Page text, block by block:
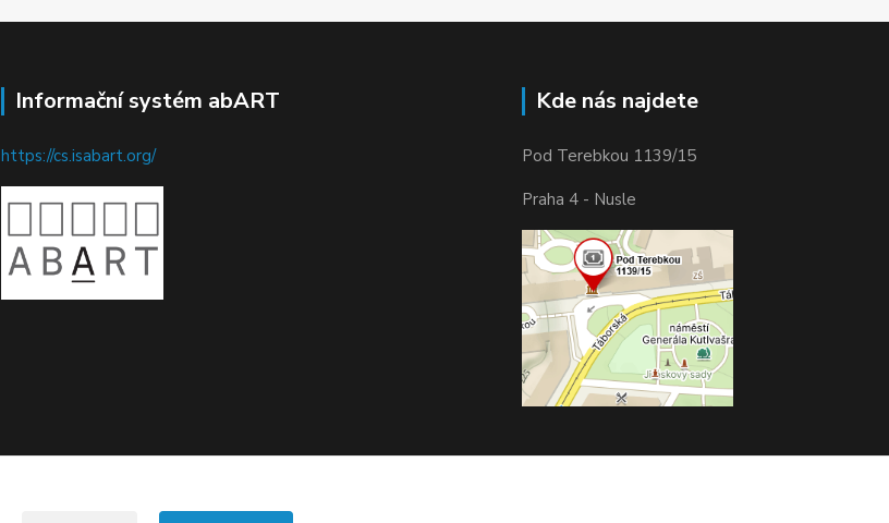
Informační systém abART
https://cs.isabart.org/
Kde nás najdete
Pod Terebkou 1139/15
Praha 4 - Nusle